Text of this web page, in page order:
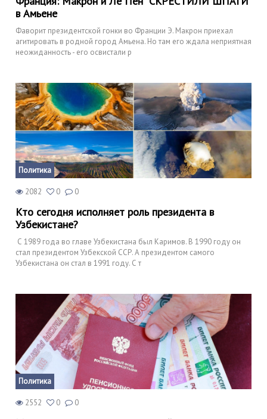
в Амьене
Фаворит президентской гонки во Франции Э. Макрон приехал
агитировать в родной город Амьена. Но там его ждала неприятная
неожиданность - его освистали р
Политика
2082 0 0
Кто сегодня исполняет роль президента в
Узбекистане?
С 1989 года во главе Узбекистана был Каримов. В 1990 году он
стал президентом Узбекской ССР. А президентом самого
Узбекистана он стал в 1991 году. С т
Политика
2552 0 0